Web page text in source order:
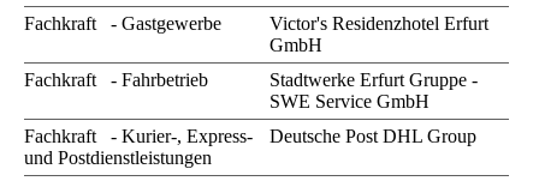
Fachkraft - Gastgewerbe
Victor's Residenzhotel Erfurt
GmbH
Fachkraft - Fahrbetrieb
Stadtwerke Erfurt Gruppe -
SWE Service GmbH
Fachkraft - Kurier-, Express-
und Postdienstleistungen
Deutsche Post DHL Group